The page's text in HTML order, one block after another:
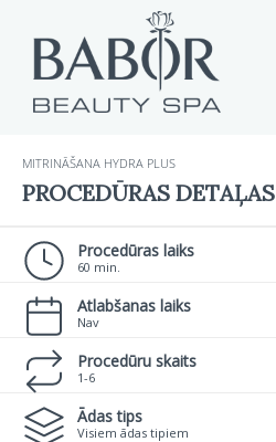
MITRINĀŠANA HYDRA PLUS
PROCEDŪRAS DETAĻAS
Procedūras laiks
60 min.
Atlabšanas laiks
Nav
Procedūru skaits
1-6
Ādas tips
Visiem ādas tipiem